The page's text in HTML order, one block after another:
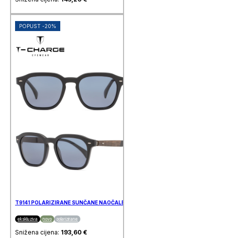
POPUST -20%
T9141 POLARIZIRANE SUNČANE NAOČALE T-CHARGE
ekskluziva novo polarizirane
Snižena cijena: 193,60 €